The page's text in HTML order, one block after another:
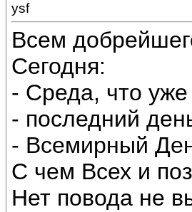
ysf
Всем
Сегодня:
- Среда, что
- последний
- Всемирный
С чем Всех и
Нет повода не